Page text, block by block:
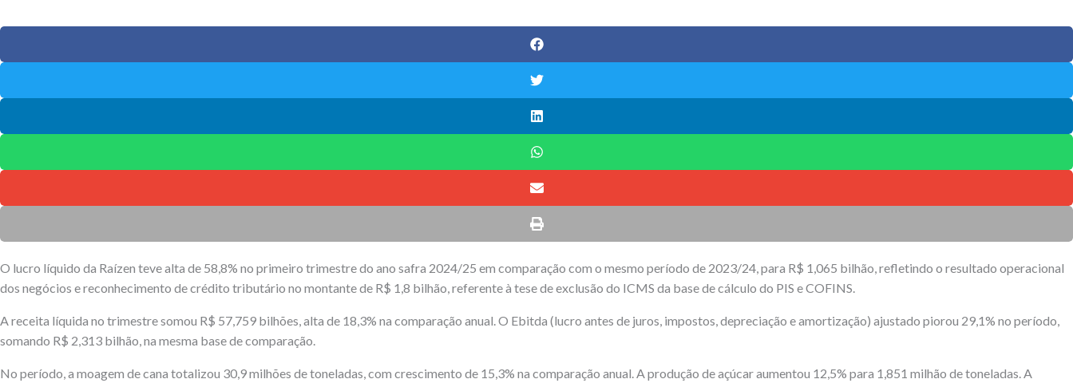
O lucro líquido da Raízen teve alta de 58,8% no primeiro trimestre do ano safra 2024/25 em comparação com o mesmo período de 2023/24, para R$ 1,065 bilhão, refletindo o resultado operacional
dos negócios e reconhecimento de crédito tributário no montante de R$ 1,8 bilhão, referente à tese de exclusão do ICMS da base de cálculo do PIS e COFINS.
A receita líquida no trimestre somou R$ 57,759 bilhões, alta de 18,3% na comparação anual. O Ebitda (lucro antes de juros, impostos, depreciação e amortização) ajustado piorou 29,1% no período,
somando R$ 2,313 bilhão, na mesma base de comparação.
No período, a moagem de cana totalizou 30,9 milhões de toneladas, com crescimento de 15,3% na comparação anual. A produção de açúcar aumentou 12,5% para 1,851 milhão de toneladas. A